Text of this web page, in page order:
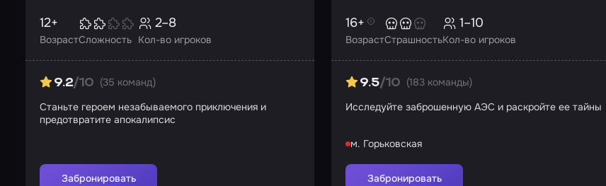
Возраст
12+
Сложность Кол-во игроков
2–8
9.2/10 (35 команд)
Станьте героем незабываемого приключения и
предотвратите апокалипсис
Забронировать
Возраст
16+
СтрашностьКол-во игроков
1–10
9.5/10 (183 команды)
Исследуйте заброшенную АЭС и раскройте ее тайны
м. Горьковская
Забронировать